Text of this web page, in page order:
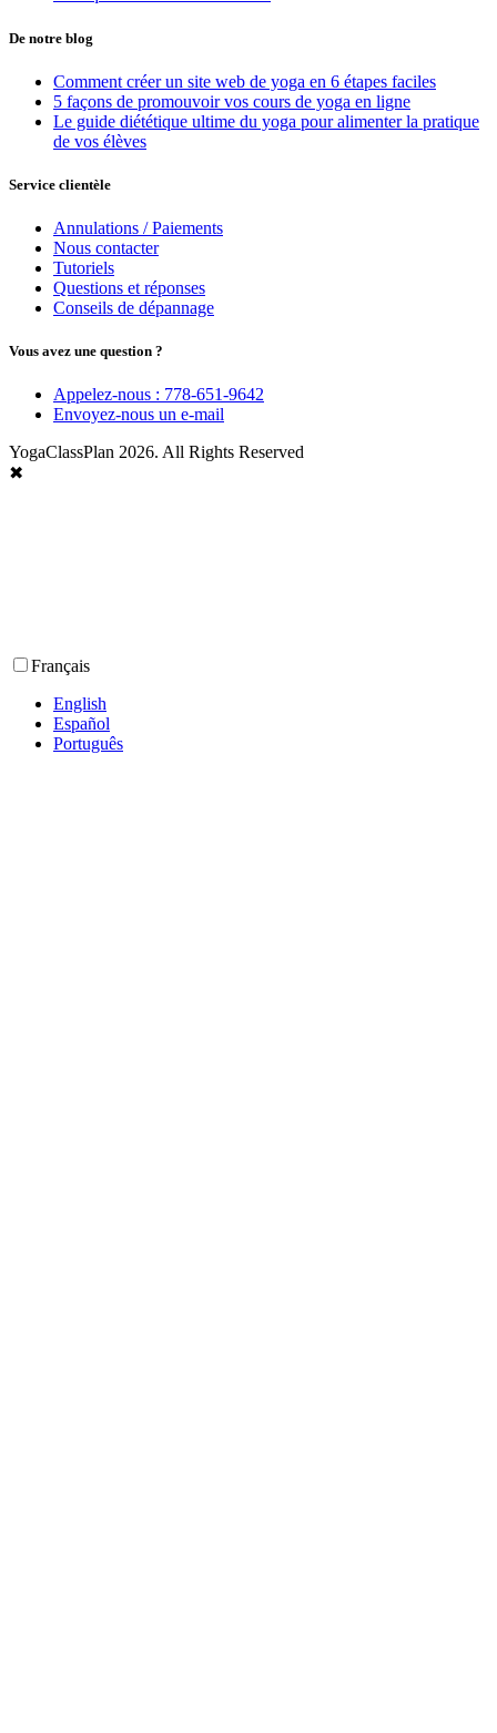
De notre blog
Comment créer un site web de yoga en 6 étapes faciles
5 façons de promouvoir vos cours de yoga en ligne
Le guide diététique ultime du yoga pour alimenter la pratique
de vos élèves
Service clientèle
Annulations / Paiements
Nous contacter
Tutoriels
Questions et réponses
Conseils de dépannage
Vous avez une question ?
Appelez-nous : 778-651-9642
Envoyez-nous un e-mail
YogaClassPlan 2026. All Rights Reserved
✖
Français
English
Español
Português